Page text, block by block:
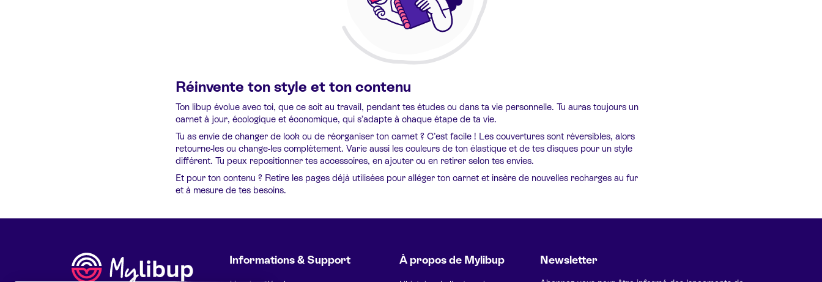
Réinvente ton style et ton contenu
Ton libup évolue avec toi, que ce soit au travail, pendant tes études ou dans ta vie personnelle. Tu auras toujours un
carnet à jour, écologique et économique, qui s’adapte à chaque étape de ta vie.
Tu as envie de changer de look ou de réorganiser ton carnet ? C’est facile ! Les couvertures sont réversibles, alors
retourne-les ou change-les complètement. Varie aussi les couleurs de ton élastique et de tes disques pour un style
différent. Tu peux repositionner tes accessoires, en ajouter ou en retirer selon tes envies.
Et pour ton contenu ? Retire les pages déjà utilisées pour alléger ton carnet et insère de nouvelles recharges au fur
et à mesure de tes besoins.
Informations & Support À propos de Mylibup Newsletter